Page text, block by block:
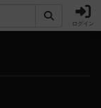
ログイン